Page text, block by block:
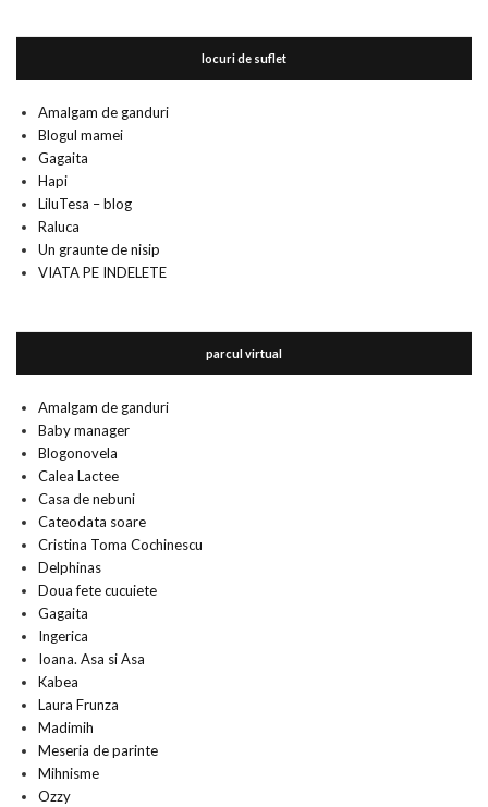
locuri de suflet
Amalgam de ganduri
Blogul mamei
Gagaita
Hapi
LiluTesa – blog
Raluca
Un graunte de nisip
VIATA PE INDELETE
parcul virtual
Amalgam de ganduri
Baby manager
Blogonovela
Calea Lactee
Casa de nebuni
Cateodata soare
Cristina Toma Cochinescu
Delphinas
Doua fete cucuiete
Gagaita
Ingerica
Ioana. Asa si Asa
Kabea
Laura Frunza
Madimih
Meseria de parinte
Mihnisme
Ozzy